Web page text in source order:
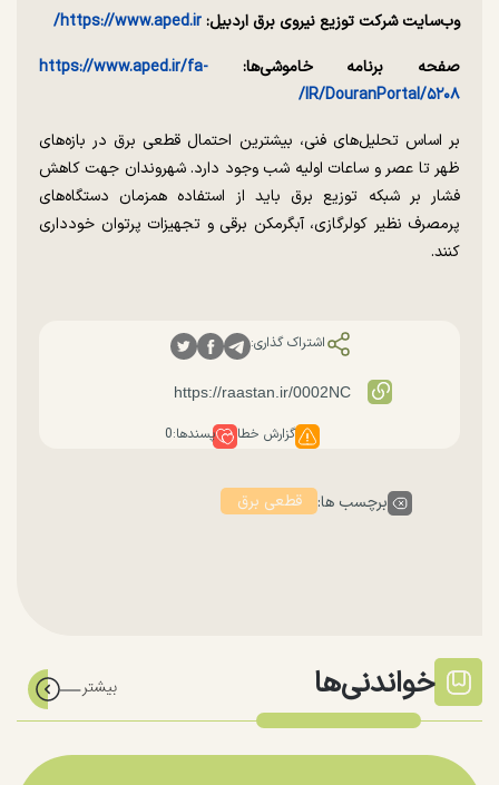
وب‌سایت شرکت توزیع نیروی برق اردبیل:https://www.aped.ir/
صفحه برنامه خاموشی‌ها: https://www.aped.ir/fa-
IR/DouranPortal/۵۲۰۸/
بر اساس تحلیل‌های فنی، بیشترین احتمال قطعی برق در بازه‌های
ظهر تا عصر و ساعات اولیه شب وجود دارد. شهروندان جهت کاهش
فشار بر شبکه توزیع برق باید از استفاده همزمان دستگاه‌های
پرمصرف نظیر کولرگازی، آبگرمکن برقی و تجهیزات پرتوان خودداری
کنند.
اشتراک گذاری:
گزارش خطا پسندها:0
برچسب ها: قطعی برق
خواندنی‌ها